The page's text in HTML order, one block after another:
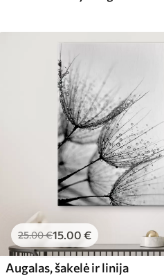
25.00€15 .00 €
Augalas, šakelė ir linija